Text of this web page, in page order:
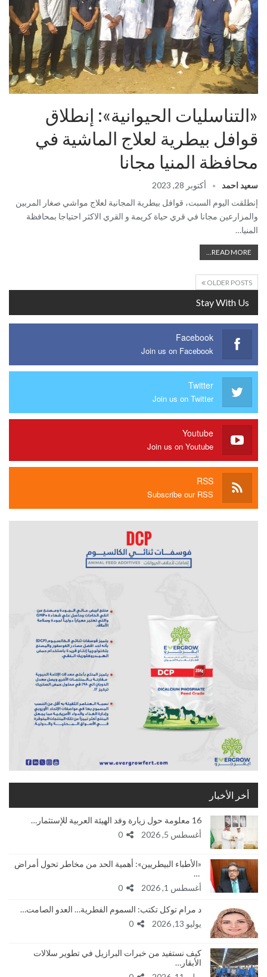
«التناسليات الحيوانية»: إنطلاق
قوافل بيطرية لعلاج الماشية في
محافظة المنيا مجانا
سعيد احمد
أكتوبر 28, 2023
إنطلقت اليوم السبت، قوافل بيطرية المجانية لعلاج مواشي صغار المربين
والمزارعين مجانا في قري حياة كريمة و القري الاكثر احتياجا بمحافظة
المنيا…
READ MORE...
OLDER POSTS
Stay With Us
Facebook
Join us on Facebook
Twitter
Join us on Twitter
Youtube
Join us on Youtube
RSS
Subscribe our RSS
أخر الأخبار
16 معلومة حول زيارة وفد الهيئة العربية للإستثمار…
أغسطس 5, 2026
«الأطباء البيطريين»: أهمية الحد من مخاطر تحول أمراض
…
أغسطس 1, 2026
د مرام توكل تكتب: السموم الفطرية… العدو الصامت…
يوليو 13, 2026
كيف نستفيد من خبرات البرازيل في تطوير سلالات
الأبقار…